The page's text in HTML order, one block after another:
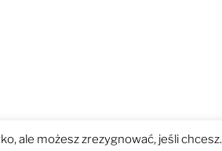
ale możesz zrezygnować, jeśli chcesz.